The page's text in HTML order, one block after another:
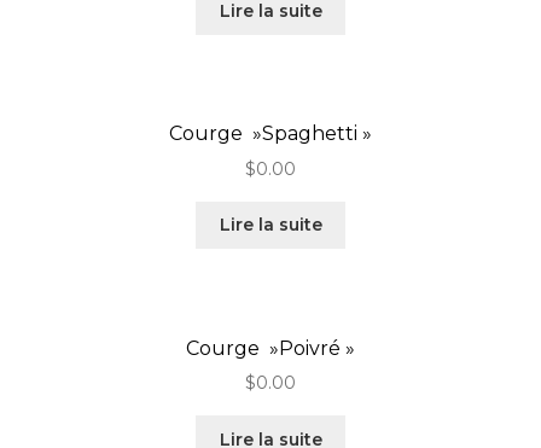
Lire la suite
Courge »Spaghetti »
$0.00
Lire la suite
Courge »Poivré »
$0.00
Lire la suite